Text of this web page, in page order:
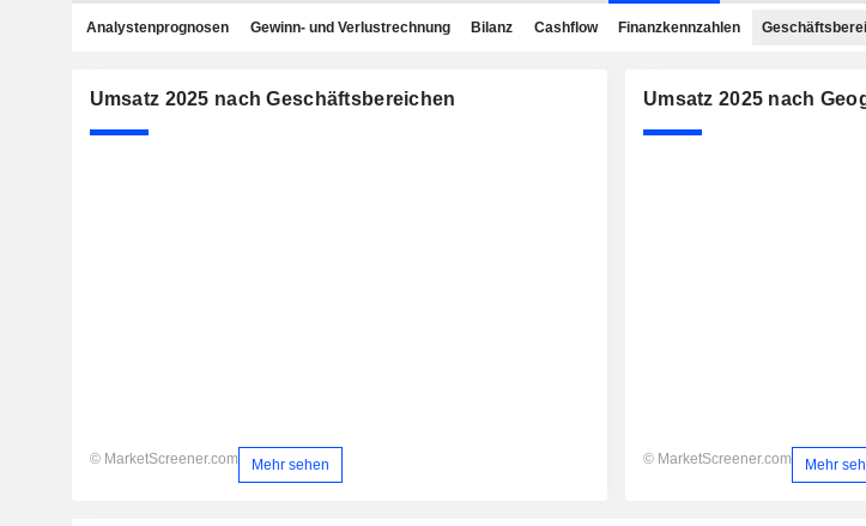
Analystenprognosen Gewinn- und Verlustrechnung Bilanz Cashflow Finanzkennzahlen
Umsatz 2025 nach Geschäftsbereichen
© MarketScreener.com Mehr sehen
Umsatz 2025 nach
© MarketScreener.com Mehr